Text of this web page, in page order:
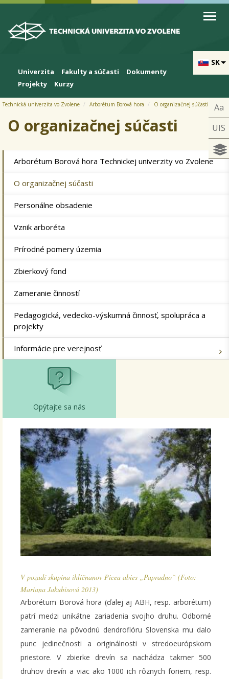
Skip to cookies
Skip to navigation
Skočiť na hlavný obsah
SK
Univerzita
Fakulty a súčasti
Dokumenty
Projekty
Kurzy
Aa
UIS
Technická univerzita vo Zvolene Arborétum Borová hora O organizačnej súčasti
O organizačnej súčasti
Arborétum Borová hora Technickej univerzity vo Zvolene
O organizačnej súčasti
Personálne obsadenie
Vznik arboréta
Prírodné pomery územia
Zbierkový fond
Zameranie činností
Pedagogická, vedecko-výskumná činnosť, spolupráca a
projekty
Informácie pre verejnosť
Opýtajte sa nás
V pozadí skupina ihličnanov Picea abies „Papradno“ (Foto:
Mariana Jakubisová 2013)
Arborétum Borová hora (ďalej aj ABH, resp. arborétum)
patrí medzi unikátne zariadenia svojho druhu. Odborné
zameranie na pôvodnú dendroflóru Slovenska mu dalo
punc jedinečnosti a originálnosti v stredoeurópskom
priestore. V zbierke drevín sa nachádza takmer 500
druhov drevín a viac ako 1000 ich rôznych foriem, resp.